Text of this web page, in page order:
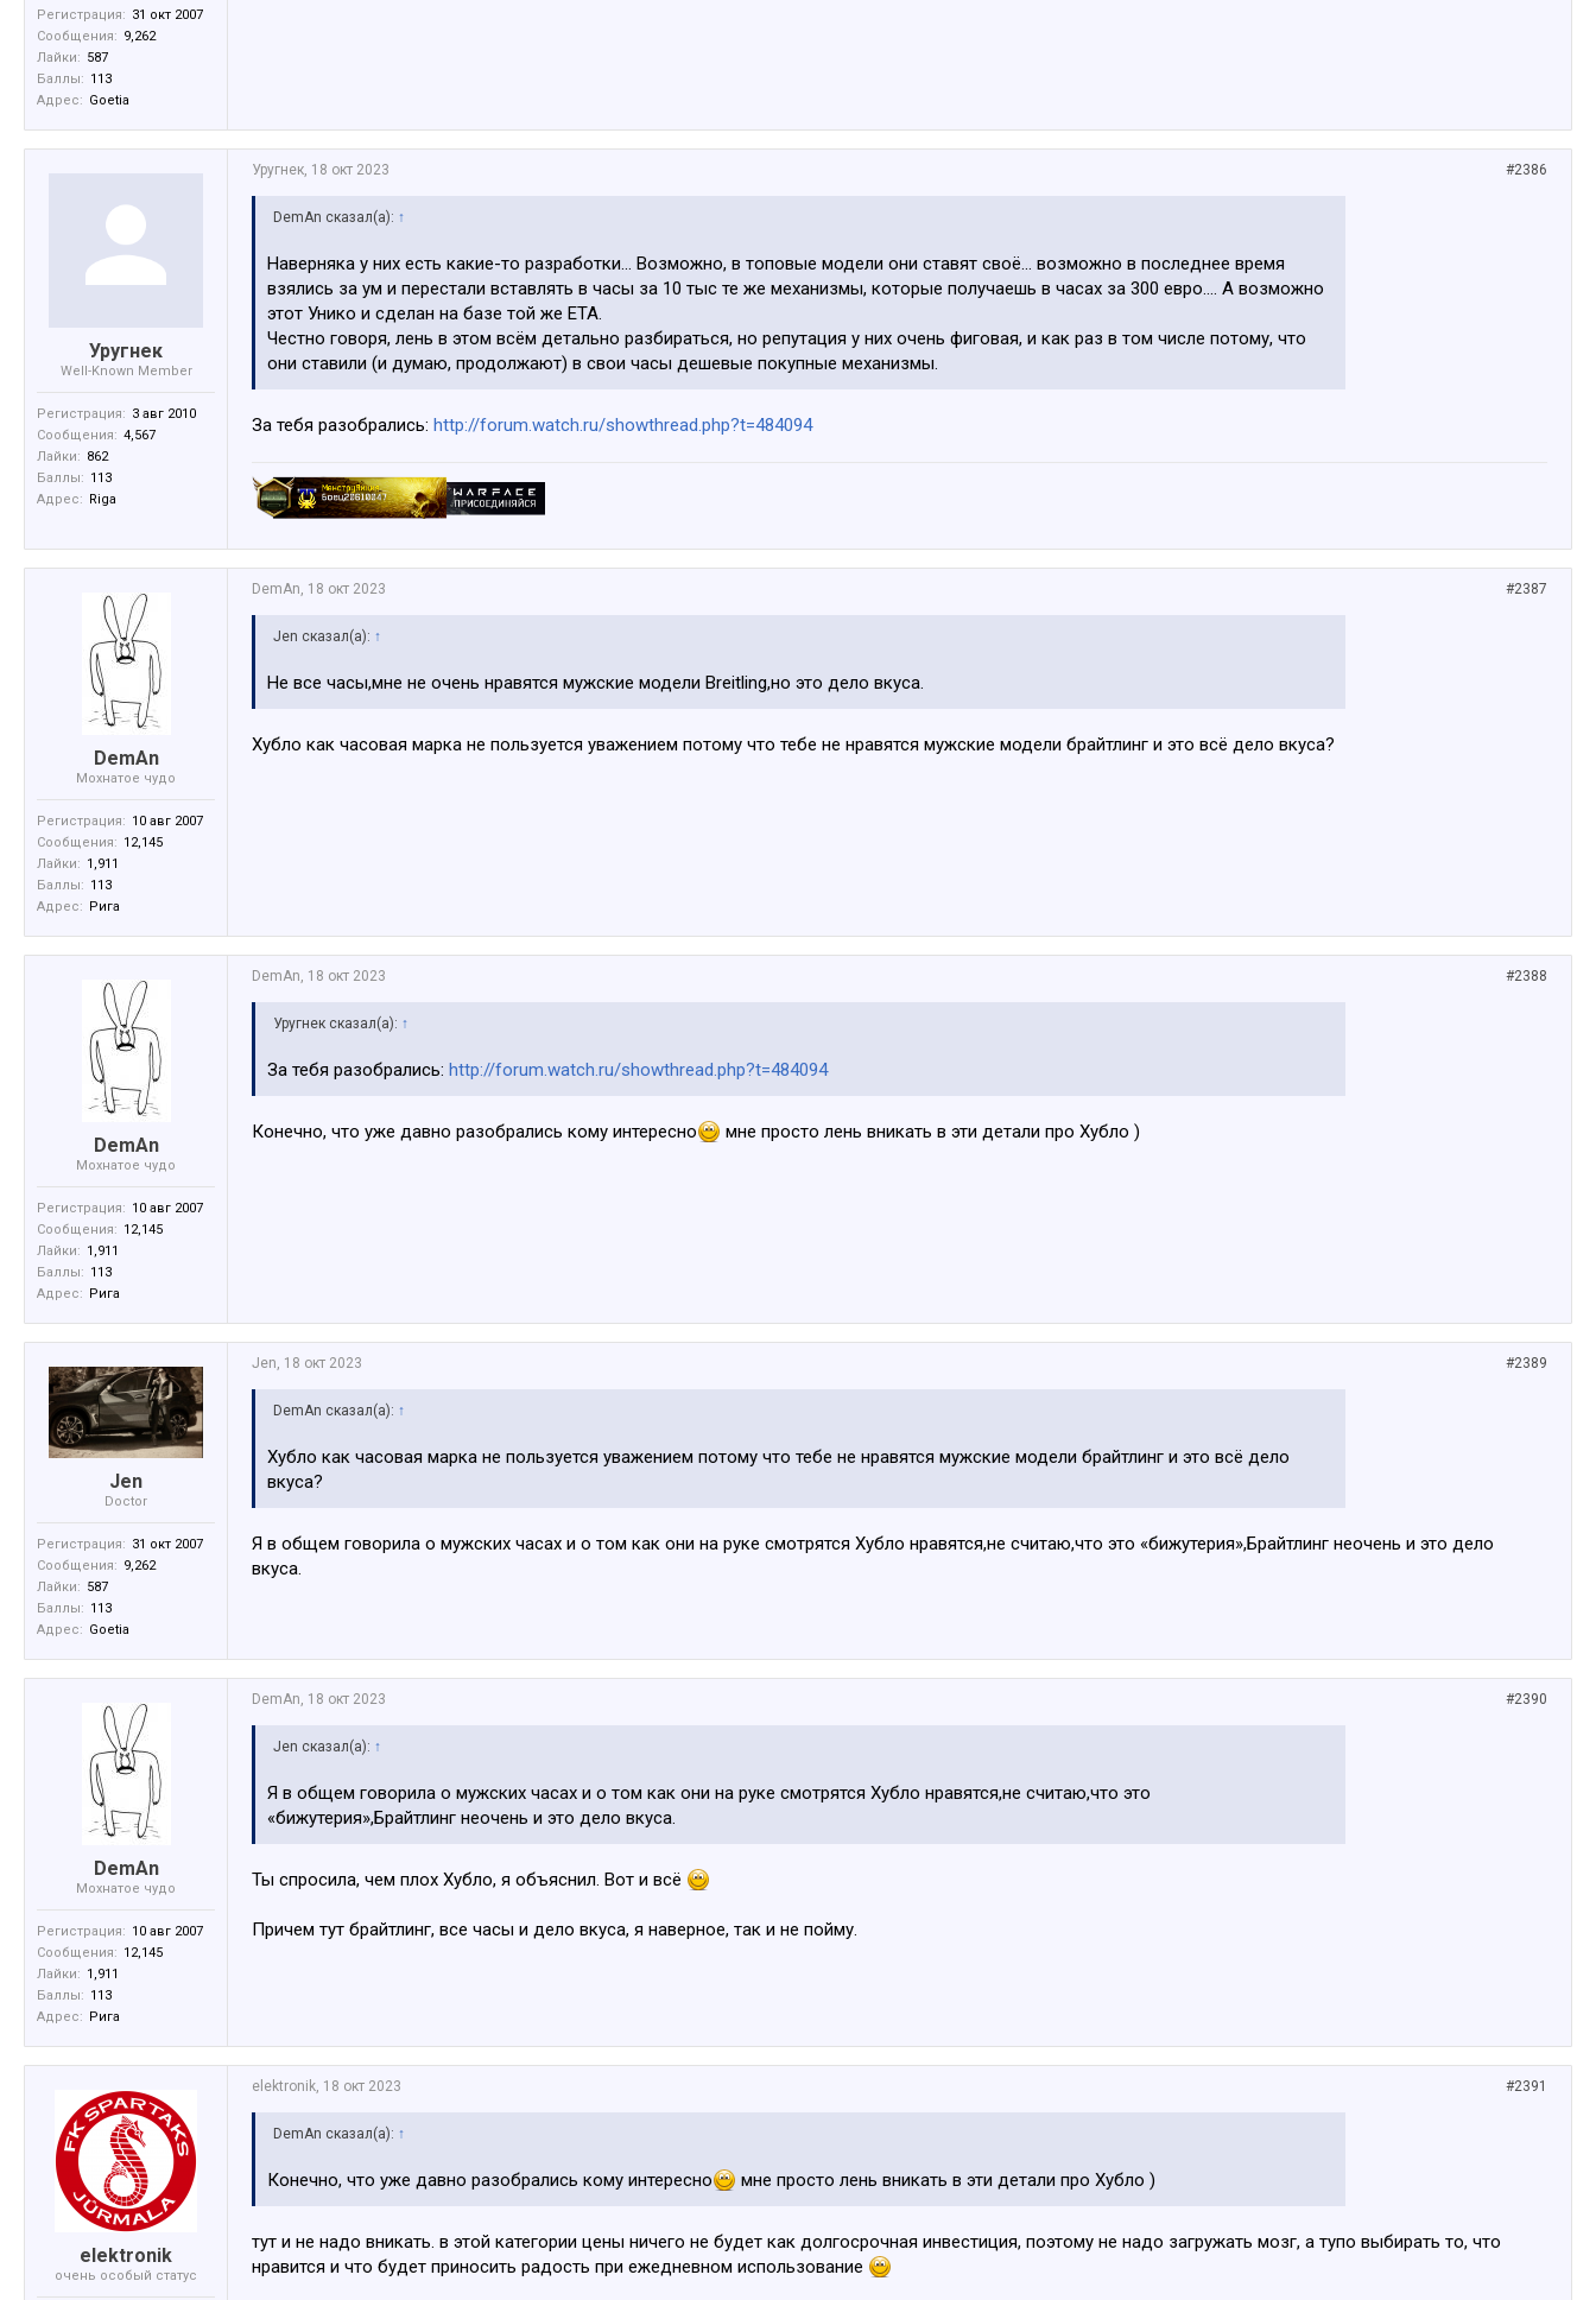
Регистрация: 31 окт 2007
Сообщения: 9,262
Лайки: 587
Баллы: 113
Адрес: Goetia
Уругнек
Well-Known Member
Регистрация: 3 авг 2010
Сообщения: 4,567
Лайки: 862
Баллы: 113
Адрес: Riga
#2386
Уругнек 18 окт 2023
DemAn сказал(а): ↑
Наверняка у них есть какие-то разработки... Возможно, в топовые модели они ставят своё... возможно в последнее время
взялись за ум и перестали вставлять в часы за 10 тыс те же механизмы, которые получаешь в часах за 300 евро.... А возможно
этот Унико и сделан на базе той же ЕТА.
Честно говоря, лень в этом всём детально разбираться, но репутация у них очень фиговая, и как раз в том числе потому, что
они ставили (и думаю, продолжают) в свои часы дешевые покупные механизмы.
За тебя разобрались: http://forum.watch.ru/showthread.php?t=484094
DemAn
Мохнатое чудо
Регистрация: 10 авг 2007
Сообщения: 12,145
Лайки: 1,911
Баллы: 113
Адрес: Рига
#2387
DemAn 18 окт 2023
Jen сказал(а): ↑
Не все часы,мне не очень нравятся мужские модели Breitling,но это дело вкуса.
Хубло как часовая марка не пользуется уважением потому что тебе не нравятся мужские модели брайтлинг и это всё дело вкуса?
DemAn
Мохнатое чудо
Регистрация: 10 авг 2007
Сообщения: 12,145
Лайки: 1,911
Баллы: 113
Адрес: Рига
#2388
DemAn 18 окт 2023
Уругнек сказал(а): ↑
За тебя разобрались: http://forum.watch.ru/showthread.php?t=484094
Конечно, что уже давно разобрались кому интересно мне просто лень вникать в эти детали про Хубло )
Jen
Doctor
Регистрация: 31 окт 2007
Сообщения: 9,262
Лайки: 587
Баллы: 113
Адрес: Goetia
#2389
Jen 18 окт 2023
DemAn сказал(а): ↑
Хубло как часовая марка не пользуется уважением потому что тебе не нравятся мужские модели брайтлинг и это всё дело
вкуса?
Я в общем говорила о мужских часах и о том как они на руке смотрятся Хубло нравятся,не считаю,что это «бижутерия»,Брайтлинг неочень и это дело
вкуса.
DemAn
Мохнатое чудо
Регистрация: 10 авг 2007
Сообщения: 12,145
Лайки: 1,911
Баллы: 113
Адрес:
Рига
#2390
DemAn, 18 окт 2023
Jen сказал(а): ↑
Я в общем говорила о мужских часах и о том как они на руке смотрятся Хубло нравятся,не считаю,что это
«бижутерия»,Брайтлинг неочень и это дело вкуса.
Ты спросила, чем плох Хубло, я объяснил. Вот и всё
Причем тут брайтлинг, все часы и дело вкуса, я наверное, так и не пойму.
elektronik
очень особый статус
#2391
elektronik, 18 окт 2023
DemAn сказал(а): ↑
Конечно, что уже давно разобрались кому интересно мне просто лень вникать в эти детали про Хубло )
тут и не надо вникать. в этой категории цены ничего не будет как долгосрочная инвестиция, поэтому не надо загружать мозг, а тупо выбирать то, что
нравится и что будет приносить радость при ежедневном использование